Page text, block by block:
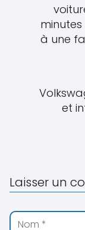
à une
et
Laisser un